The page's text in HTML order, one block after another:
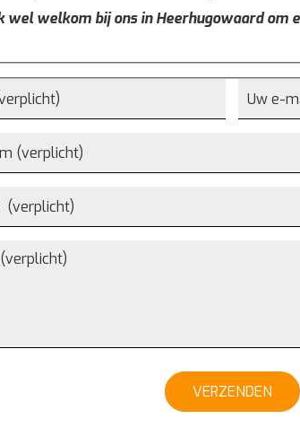
wel welkom bij ons in Heerhugowaard om
VERZENDEN